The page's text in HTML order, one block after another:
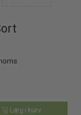
Læg i kurv